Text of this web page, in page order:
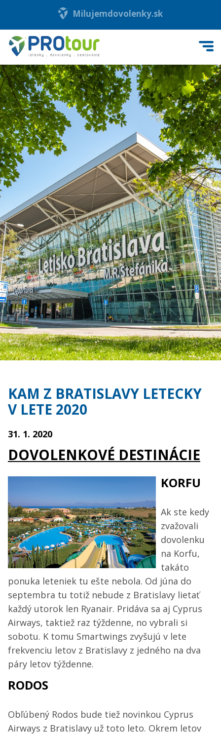
Milujemdovolenky.sk
KAM Z BRATISLAVY LETECKY
V LETE 2020
31. 1. 2020
DOVOLENKOVÉ DESTINÁCIE
KORFU
Ak ste kedy
zvažovali
dovolenku
na Korfu,
takáto
ponuka leteniek tu ešte nebola. Od júna do
septembra tu totiž nebude z Bratislavy lietať
každý utorok len Ryanair. Pridáva sa aj Cyprus
Airways, taktiež raz týždenne, no vybrali si
sobotu. K tomu Smartwings zvyšujú v lete
frekvenciu letov z Bratislavy z jedného na dva
páry letov týždenne.
RODOS
Obľúbený Rodos bude tiež novinkou Cyprus
Airways z Bratislavy už toto leto. Okrem letov